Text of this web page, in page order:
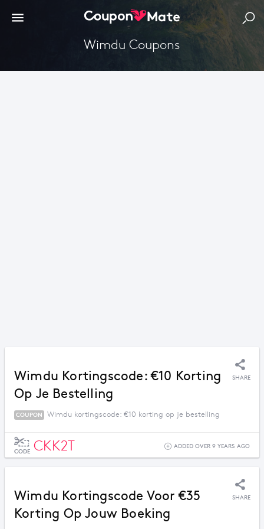
Wimdu Coupons
Wimdu Kortingscode: €10 Korting
Op Je Bestelling
SHARE
COUPON Wimdu kortingscode: €10 korting op je bestelling
CODE CKK2T ADDED OVER 9 YEARS AGO
Wimdu Kortingscode Voor €35
Korting Op Jouw Boeking
SHARE